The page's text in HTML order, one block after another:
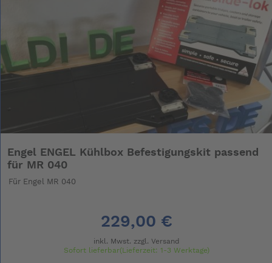
Engel ENGEL Kühlbox Befestigungskit passend
für MR 040
Für Engel MR 040
229,00 €
inkl. Mwst. zzgl. Versand
Sofort lieferbar(Lieferzeit: 1-3 Werktage)